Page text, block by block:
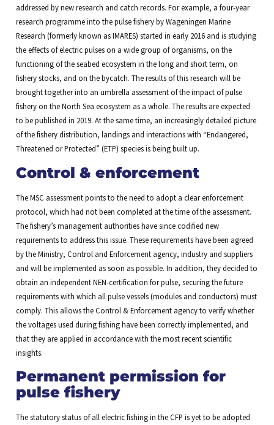
addressed by new research and catch records. For example, a four-year
research programme into the pulse fishery by Wageningen Marine
Research (formerly known as IMARES) started in early 2016 and is studying
the effects of electric pulses on a wide group of organisms, on the
functioning of the seabed ecosystem in the long and short term, on
fishery stocks, and on the bycatch. The results of this research will be
brought together into an umbrella assessment of the impact of pulse
fishery on the North Sea ecosystem as a whole. The results are expected
to be published in 2019. At the same time, an increasingly detailed picture
of the fishery distribution, landings and interactions with “Endangered,
Threatened or Protected” (ETP) species is being built up.
Control & enforcement
The MSC assessment points to the need to adopt a clear enforcement
protocol, which had not been completed at the time of the assessment.
The fishery’s management authorities have since codified new
requirements to address this issue. These requirements have been agreed
by the Ministry, Control and Enforcement agency, industry and suppliers
and will be implemented as soon as possible. In addition, they decided to
obtain an independent NEN-certification for pulse, securing the future
requirements with which all pulse vessels (modules and conductors) must
comply. This allows the Control & Enforcement agency to verify whether
the voltages used during fishing have been correctly implemented, and
that they are applied in accordance with the most recent scientific
insights.
Permanent permission for
pulse fishery
The statutory status of all electric fishing in the CFP is yet to be adopted